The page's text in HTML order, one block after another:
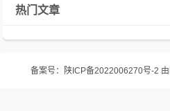
热门文章
备案号： 陕ICP备2022006270号-2 由